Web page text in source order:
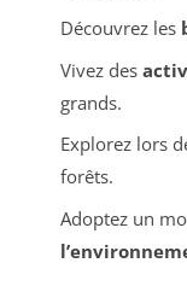
Découvrez les
Vivez des
grands.
Explorez lors
forêts.
Adoptez un